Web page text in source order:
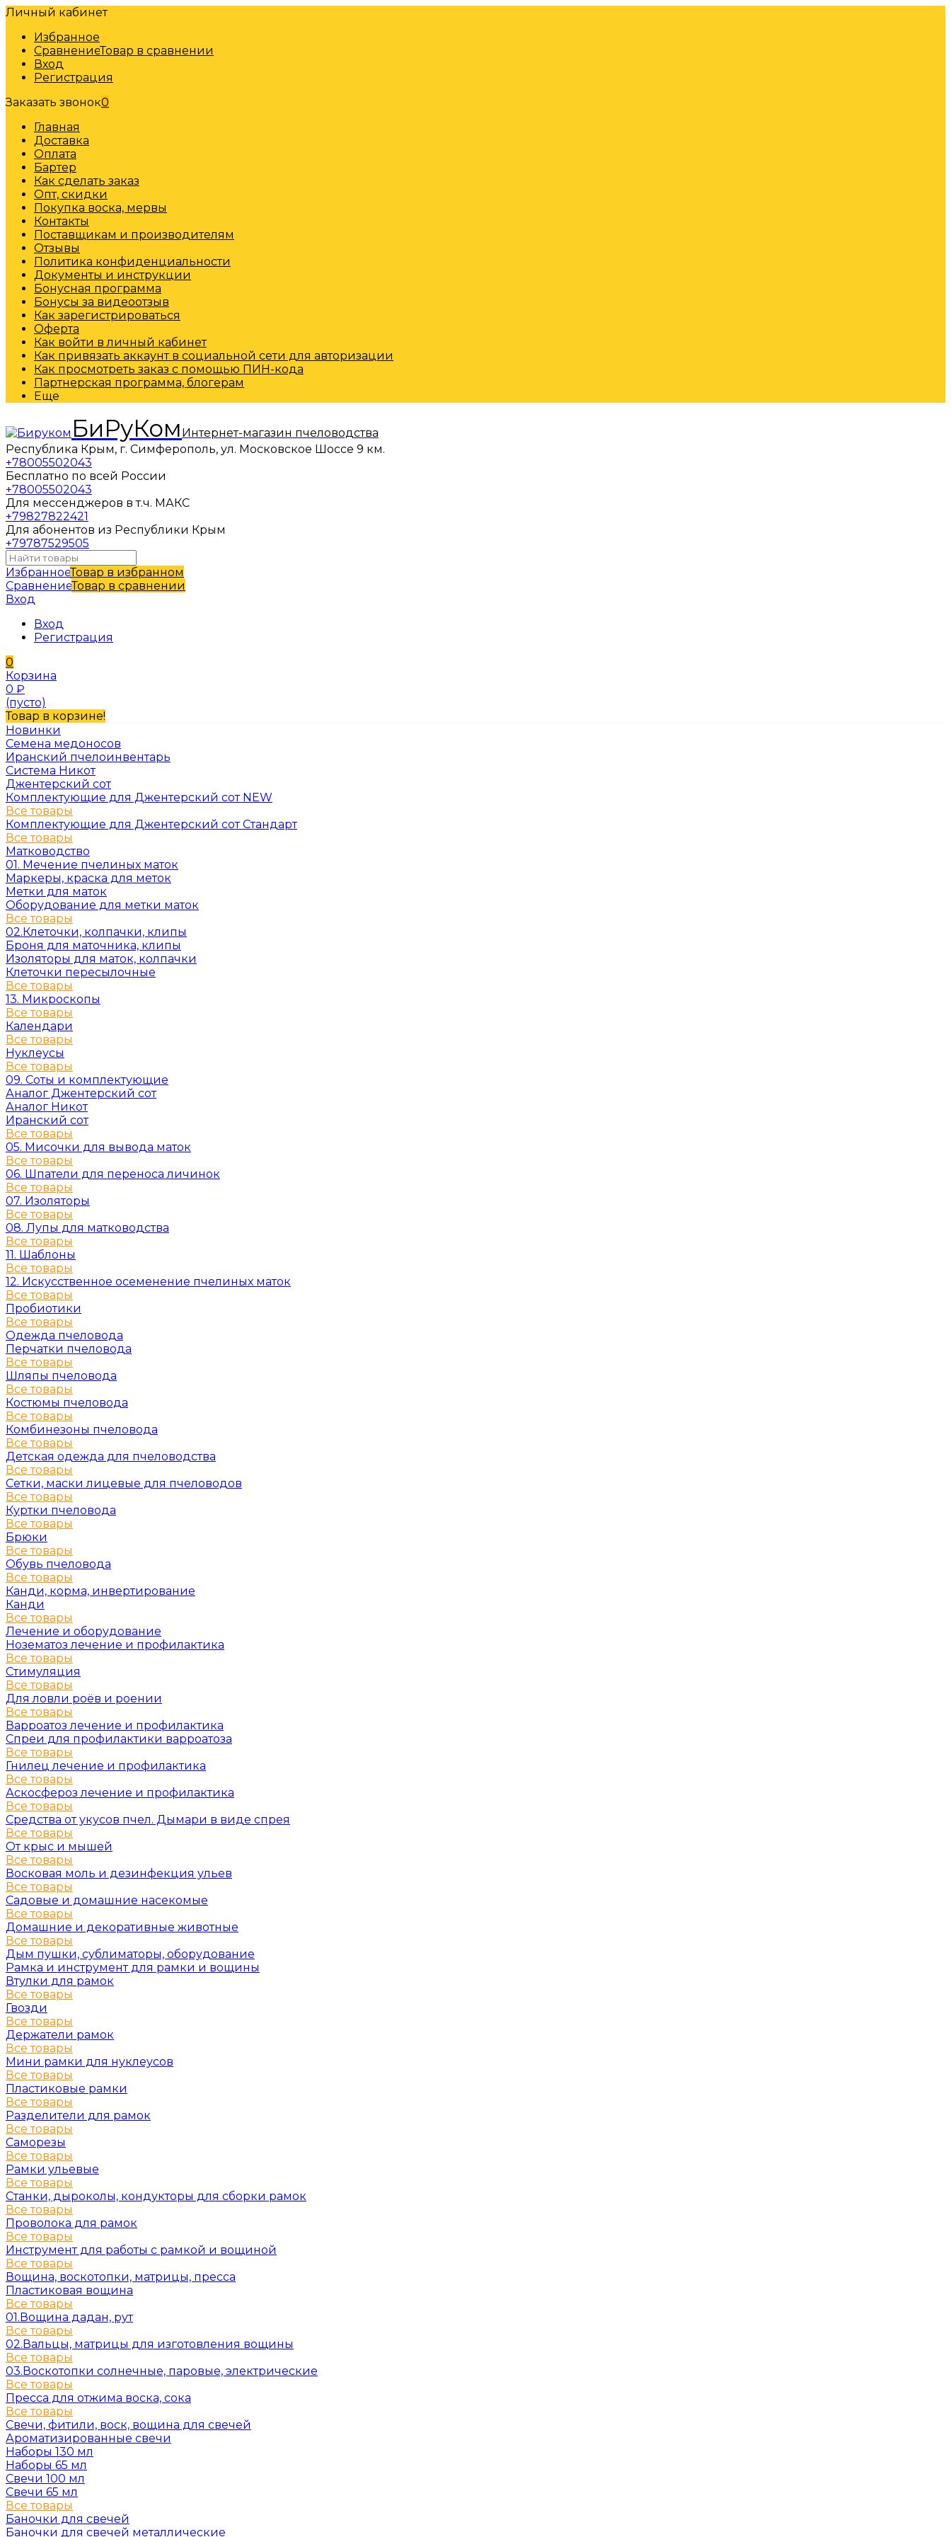
Личный кабинет
Избранное
СравнениеТовар в сравнении
Вход
Регистрация
Заказать звонок0
Главная
Доставка
Оплата
Бартер
Как сделать заказ
Опт, скидки
Покупка воска, мервы
Контакты
Поставщикам и производителям
Отзывы
Политика конфиденциальности
Документы и инструкции
Бонусная программа
Бонусы за видеоотзыв
Как зарегистрироваться
Оферта
Как войти в личный кабинет
Как привязать аккаунт в социальной сети для авторизации
Как просмотреть заказ с помощью ПИН-кода
Партнерская программа, блогерам
Еще
БиРуКом Интернет-магазин пчеловодства
Республика Крым, г. Симферополь, ул. Московское Шоссе 9 км.
+78005502043
Бесплатно по всей России
+78005502043
Для мессенджеров в т.ч. МАКС
+79827822421
Для абонентов из Республики Крым
+79787529505
ИзбранноеТовар в избранном
СравнениеТовар в сравнении
Вход
Вход
Регистрация
0
Корзина
0 ₽
(пусто)
Товар в корзине!
Новинки
Семена медоносов
Иранский пчелоинвентарь
Система Никот
Джентерский сот
Комплектующие для Джентерский сот NEW
Все товары
Комплектующие для Джентерский сот Стандарт
Все товары
Матководство
01. Мечение пчелиных маток
Маркеры, краска для меток
Метки для маток
Оборудование для метки маток
Все товары
02.Клеточки, колпачки, клипы
Броня для маточника, клипы
Изоляторы для маток, колпачки
Клеточки пересылочные
Все товары
13. Микроскопы
Все товары
Календари
Все товары
Нуклеусы
Все товары
09. Соты и комплектующие
Аналог Джентерский сот
Аналог Никот
Иранский сот
Все товары
05. Мисочки для вывода маток
Все товары
06. Шпатели для переноса личинок
Все товары
07. Изоляторы
Все товары
08. Лупы для матководства
Все товары
11. Шаблоны
Все товары
12. Искусственное осеменение пчелиных маток
Все товары
Пробиотики
Все товары
Одежда пчеловода
Перчатки пчеловода
Все товары
Шляпы пчеловода
Все товары
Костюмы пчеловода
Все товары
Комбинезоны пчеловода
Все товары
Детская одежда для пчеловодства
Все товары
Сетки, маски лицевые для пчеловодов
Все товары
Куртки пчеловода
Все товары
Брюки
Все товары
Обувь пчеловода
Все товары
Канди, корма, инвертирование
Канди
Все товары
Лечение и оборудование
Нозематоз лечение и профилактика
Все товары
Стимуляция
Все товары
Для ловли роёв и роении
Все товары
Варроатоз лечение и профилактика
Спреи для профилактики варроатоза
Все товары
Гнилец лечение и профилактика
Все товары
Аскосфероз лечение и профилактика
Все товары
Средства от укусов пчел. Дымари в виде спрея
Все товары
От крыс и мышей
Все товары
Восковая моль и дезинфекция ульев
Все товары
Садовые и домашние насекомые
Все товары
Домашние и декоративные животные
Все товары
Дым пушки, сублиматоры, оборудование
Рамка и инструмент для рамки и вощины
Втулки для рамок
Все товары
Гвозди
Все товары
Держатели рамок
Все товары
Мини рамки для нуклеусов
Все товары
Пластиковые рамки
Все товары
Разделители для рамок
Все товары
Саморезы
Все товары
Рамки ульевые
Все товары
Станки, дыроколы, кондукторы для сборки рамок
Все товары
Проволока для рамок
Все товары
Инструмент для работы с рамкой и вощиной
Все товары
Вощина, воскотопки, матрицы, пресса
Пластиковая вощина
Все товары
01.Вощина дадан, рут
Все товары
02.Вальцы, матрицы для изготовления вощины
Все товары
03.Воскотопки солнечные, паровые, электрические
Все товары
Пресса для отжима воска, сока
Все товары
Свечи, фитили, воск, вощина для свечей
Ароматизированные свечи
Наборы 130 мл
Наборы 65 мл
Свечи 100 мл
Свечи 65 мл
Все товары
Баночки для свечей
Баночки для свечей металлические